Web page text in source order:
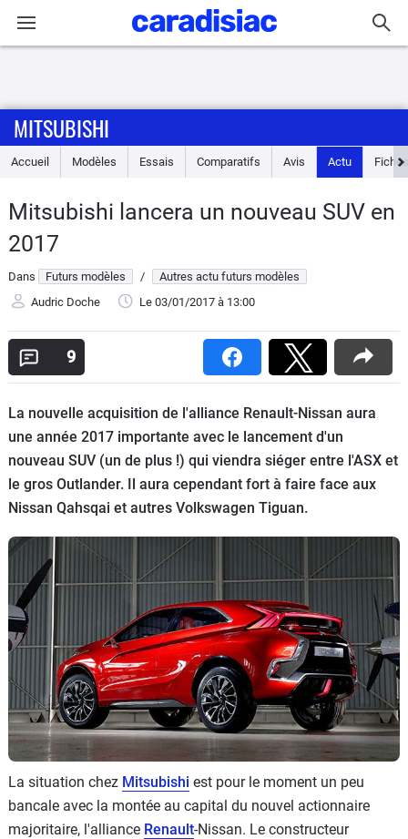
Accueil
Essais
Guide
d'achat
Electriques
Utilitaires
Flottes
Services
Forum
Moto
Marques
MITSUBISHI
Accueil Modèles Essais Comparatifs Avis Actu
Mitsubishi lancera un nouveau SUV en
2017
Dans Futurs modèles /
Autres actu futurs modèles
Audric Doche
Le 03/01/2017 à 13:00
9
La nouvelle acquisition de l'alliance Renault-Nissan aura
une année 2017 importante avec le lancement d'un
nouveau SUV (un de plus !) qui viendra siéger entre l'ASX et
le gros Outlander. Il aura cependant fort à faire face aux
Nissan Qahsqai et autres Volkswagen Tiguan.
La situation chez Mitsubishi est pour le moment un peu
bancale avec la montée au capital du nouvel actionnaire
majoritaire, l'alliance Renault-Nissan. Le constructeur